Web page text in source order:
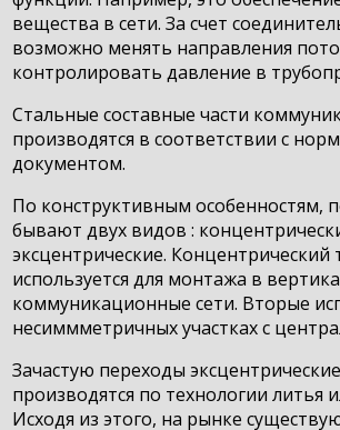
вещества в сети. За счет
возможно менять направления
контролировать давление в
Стальные составные части
производятся в соответствии с
документом.
По конструктивным особенностям,
бывают двух видов :
эксцентрические. Концентрический
используется для монтажа в
коммуникационные сети. Вторые
несиммметричных участках с
Зачастую переходы
производятся по технологии литья
Исходя из этого, на рынке